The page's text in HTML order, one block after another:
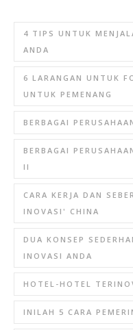
4 TIPS UNTUK
ANDA
6 LARANGAN UNTUK
UNTUK PEMENANG
BERBAGAI
BERBAGAI
II
CARA KERJA DAN
INOVASI' CHINA
DUA KONSEP
INOVASI ANDA
HOTEL-HOTEL
INILAH 5 CARA